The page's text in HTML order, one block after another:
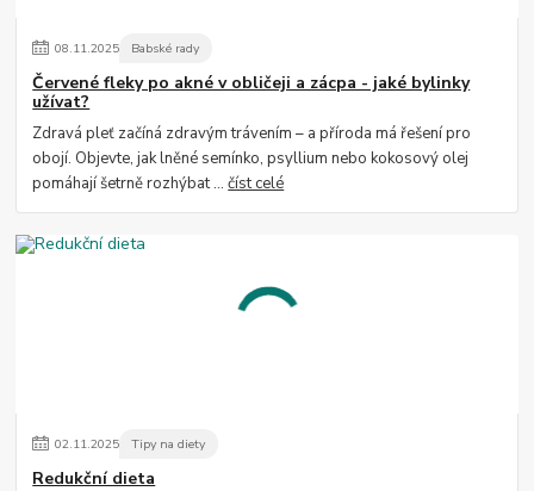
08.11.2025 Babské rady
Červené fleky po akné v obličeji a zácpa - jaké bylinky
užívat?
Zdravá pleť začíná zdravým trávením – a příroda má řešení pro
obojí. Objevte, jak lněné semínko, psyllium nebo kokosový olej
pomáhají šetrně rozhýbat ...číst celé
02.11.2025 Tipy na diety
Redukční dieta